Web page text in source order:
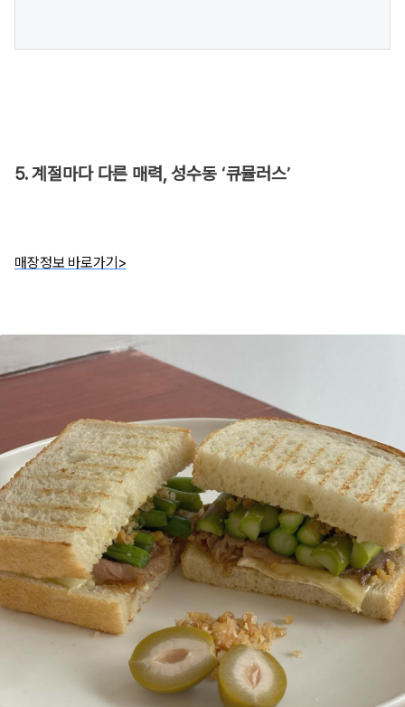
5. 계절마다 다른 매력, 성수동 ‘큐뮬러스’
매장정보 바로가기>